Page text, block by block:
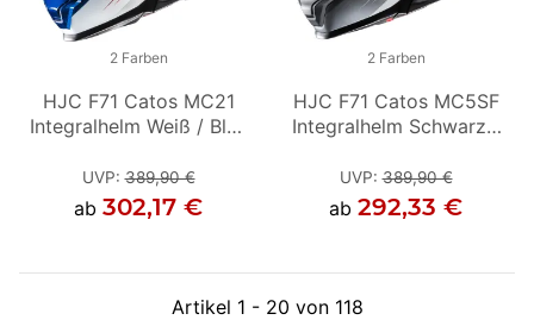
2 Farben
HJC F71 Catos MC21
Integralhelm Weiß / Blau
UVP:389,90 €
ab 302,17 €
2 Farben
HJC F71 Catos MC1
Integralhelm Schwarz /
UVP:389,90 €
ab311,89 €
2 Farben
HJC F71 Catos MC5SF
Integralhelm Schwarz /
UVP:389,90 €
ab 292,33 €
Artikel 1 - 20 von 118